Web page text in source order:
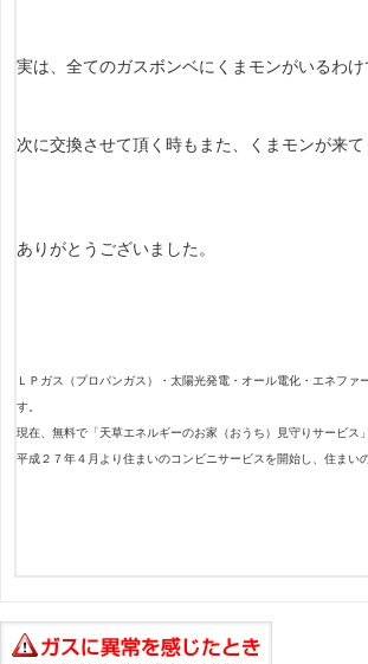
実は、全てのガスボンベにくまモンがいるわけ
次に交換させて頂く時もまた、くまモンが来
ありがとうございました。
ＬＰガス（プロパンガス）・太陽光発電・オール電化・エネフ
す。
現在、無料で「天草エネルギーのお家（おうち）見守りサービス
平成２７年４月より住まいのコンビニサービスを開始し、住ま